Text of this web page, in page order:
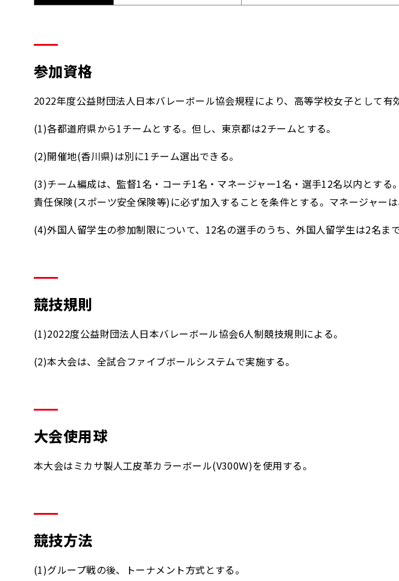
参加資格
2022年度公益財団法人日本バレーボール協会規程により、高等学校女子として有
(1)各都道府県から1チームとする。但し、東京都は2チームとする。
(2)開催地(香川県)は別に1チーム選出できる。
(3)チーム編成は、監督1名・コーチ1名・マネージャー1名・選手12名以内とす
責任保険(スポーツ安全保険等)に必ず加入することを条件とする。マネージャーは
(4)外国人留学生の参加制限について、12名の選手のうち、外国人留学生は2名ま
競技規則
(1)2022度公益財団法人日本バレーボール協会6人制競技規則による。
(2)本大会は、全試合ファイブボールシステムで実施する。
大会使用球
本大会はミカサ製人工皮革カラーボール(V300Ｗ)を使用する。
競技方法
(1)グループ戦の後、トーナメント方式とする。